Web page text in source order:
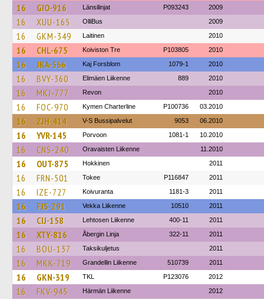
16 GIO-916 Länsilinjat P093243 2009
16 XUU-165 OlliBus 2009
16 GKM-349 Laitinen 2010
16 CHL-675 Koiviston Tre P103805 2010
16 JKA-566 Kaj Forsblom 1079-1 2010
16 BVY-360 Elimäen Liikenne 889 2010
16 MKJ-777 Revon 2010
16 FOC-970 Kymen Charterline P100736 03.2010
16 ZJH-414 V-S Bussipalvelut 9053 06.2010
16 YVR-145 Porvoon 1081-1 10.2010
16 CNS-240 Oravaisten Liikenne 11.2010
16 OUT-875 Hokkinen 2011
16 FRN-501 Tokee P116847 2011
16 IZE-727 Koivuranta 1181-3 2011
16 FJS-291 Vekka Liikenne 10510 2011
16 CIJ-158 Lehtosen Liikenne 400-11 2011
16 XTY-816 Åbergin Linja 322-11 2011
16 BOU-137 Taksikuljetus 2011
16 MKK-719 Grandellin Liikenne 510739 2011
16 GKN-319 TKL P123076 2012
16 FKV-945 Härmän Liikenne 2012